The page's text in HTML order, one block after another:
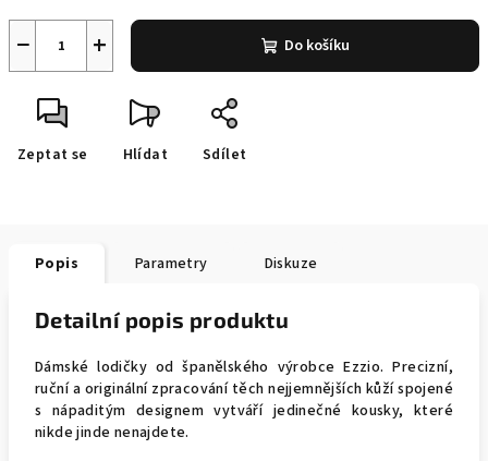
+
− Do košíku
Zeptat se Hlídat Sdílet
Popis Parametry Diskuze
Detailní popis produktu
Dámské lodičky od španělského výrobce Ezzio. Precizní,
ruční a originální zpracování těch nejjemnějších kůží spojené
s nápaditým designem vytváří jedinečné kousky, které
nikde jinde nenajdete.